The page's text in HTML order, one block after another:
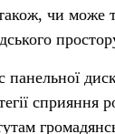
чи може
сприяння